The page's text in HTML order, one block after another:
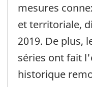
mesures
et territoriale,
2019. De plus,
séries ont fait
historique